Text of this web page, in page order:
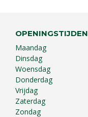
OPENINGSTIJDEN
Maandag
Dinsdag
Woensdag
Donderdag
Vrijdag
Zaterdag
Zondag